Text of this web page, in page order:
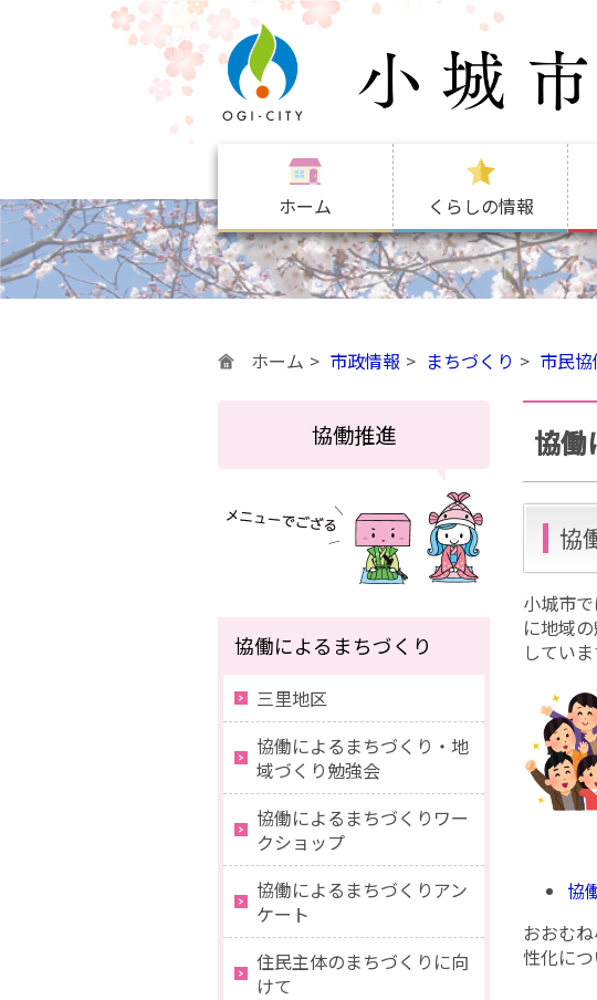
ホーム くらしの情報
ホーム 市政情報 まちづくり 市民協
協働
協
小城市
に地域
していま
協
おおむ
性化に
協働推進
協働によるまちづくり
三里地区
協働によるまちづくり・地
域づくり勉強会
協働によるまちづくりワー
クショップ
協働によるまちづくりアン
ケート
住民主体のまちづくりに向
けて